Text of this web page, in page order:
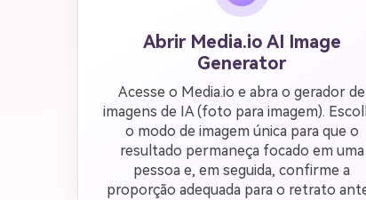
Abrir Media.io AI Image
Generator
Acesse o Media.io e abra o gerador de
imagens de IA (foto para imagem).
o modo de imagem única para que o
resultado permaneça focado em uma
pessoa e, em seguida, confirme a
proporção adequada para o retrato